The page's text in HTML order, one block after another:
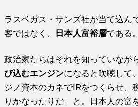
ラスベガス・サンズ社が当て込ん
客ではなく、
日本人富裕層である。
政治家たちはそれを知っていなが
び込むエンジンになると吹聴して
ジノ資本のカネでIRをつくらせ、
りかなったりだ」と。日本人の富